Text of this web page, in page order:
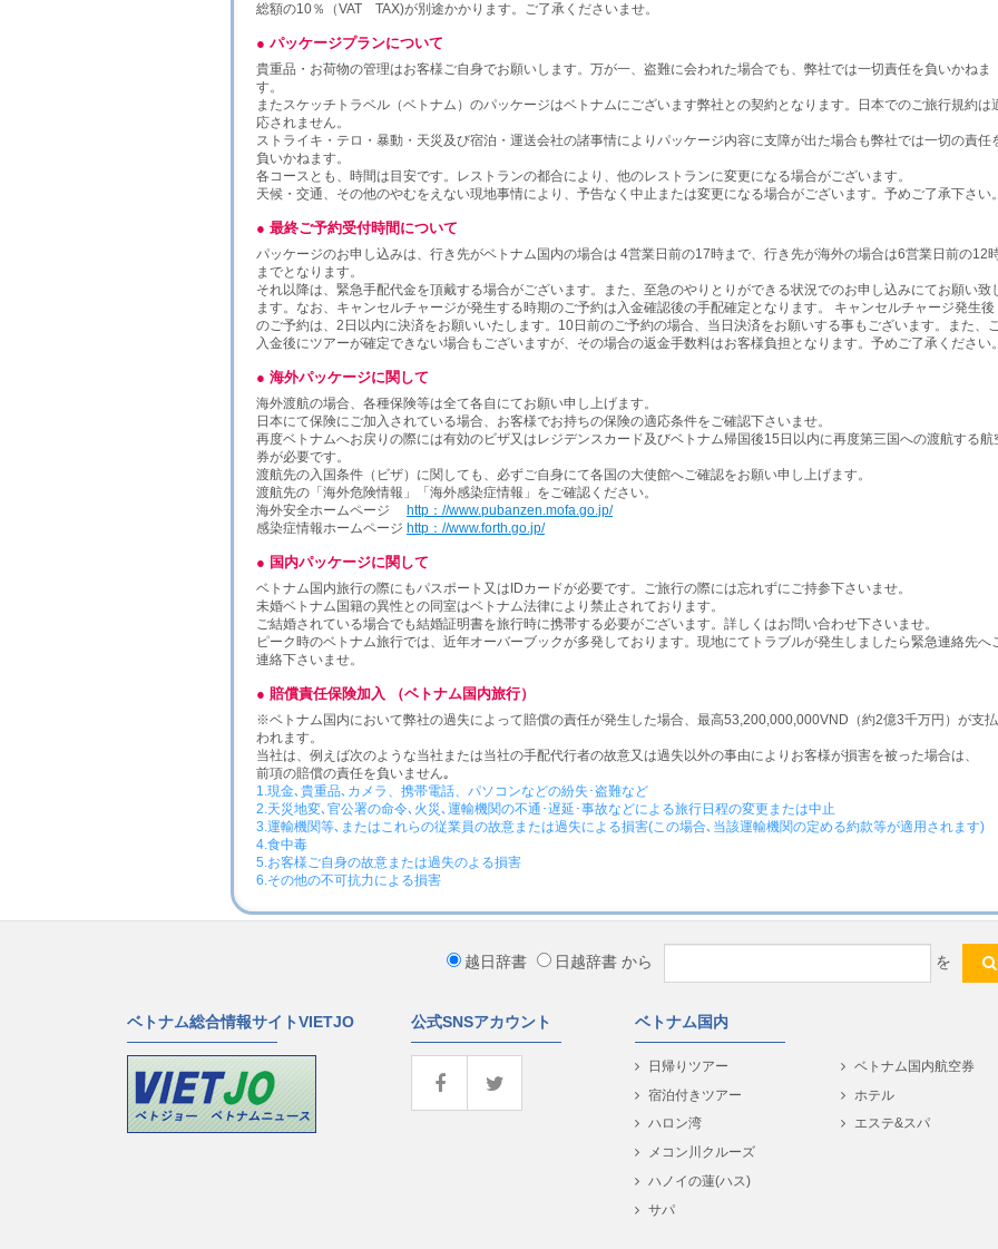
総額の10％（VAT TAX)が別途かかります。ご了承くださいませ。
● パッケージプランについて
貴重品・お荷物の管理はお客様ご自身でお願いします。万が一、盗難に会われた場合でも、弊社では一切責任を負いかねま
す。
またスケッチトラベル（ベトナム）のパッケージはベトナムにございます弊社との契約となります。日本でのご旅行規約は
応されません。
ストライキ・テロ・暴動・天災及び宿泊・運送会社の諸事情によりパッケージ内容に支障が出た場合も弊社では一切の責任
負いかねます。
各コースとも、時間は目安です。レストランの都合により、他のレストランに変更になる場合がございます。
天候・交通、その他のやむをえない現地事情により、予告なく中止または変更になる場合がございます。予めご了承下さい。
● 最終ご予約受付時間について
パッケージのお申し込みは、行き先がベトナム国内の場合は 4営業日前の17時まで、行き先が海外の場合は6営業日前の12
までとなります。
それ以降は、緊急手配代金を頂戴する場合がございます。また、至急のやりとりができる状況でのお申し込みにてお願い致
ます。なお、キャンセルチャージが発生する時期のご予約は入金確認後の手配確定となります。 キャンセルチャージ発生後
のご予約は、2日以内に決済をお願いいたします。10日前のご予約の場合、当日決済をお願いする事もございます。また、
入金後にツアーが確定できない場合もございますが、その場合の返金手数料はお客様負担となります。予めご了承ください。
● 海外パッケージに関して
海外渡航の場合、各種保険等は全て各自にてお願い申し上げます。
日本にて保険にご加入されている場合、お客様でお持ちの保険の適応条件をご確認下さいませ。
再度ベトナムへお戻りの際には有効のビザ又はレジデンスカード及びベトナム帰国後15日以内に再度第三国への渡航する航
券が必要です。
渡航先の入国条件（ビザ）に関しても、必ずご自身にて各国の大使館へご確認をお願い申し上げます。
渡航先の「海外危険情報」「海外感染症情報」をご確認ください。
海外安全ホームページ http：//www.pubanzen.mofa.go.jp/
感染症情報ホームページ http：//www.forth.go.jp/
● 国内パッケージに関して
ベトナム国内旅行の際にもパスポート又はIDカードが必要です。ご旅行の際には忘れずにご持参下さいませ。
未婚ベトナム国籍の異性との同室はベトナム法律により禁止されております。
ご結婚されている場合でも結婚証明書を旅行時に携帯する必要がございます。詳しくはお問い合わせ下さいませ。
ピーク時のベトナム旅行では、近年オーバーブックが多発しております。現地にてトラブルが発生しましたら緊急連絡先へ
連絡下さいませ。
● 賠償責任保険加入 （ベトナム国内旅行）
※ベトナム国内において弊社の過失によって賠償の責任が発生した場合、最高53,200,000,000VND（約2億3千万円）が支払
われます。
当社は、例えば次のような当社または当社の手配代行者の故意又は過失以外の事由によりお客様が損害を被った場合は、
前項の賠償の責任を負いません｡
1.現金､貴重品､カメラ、携帯電話、パソコンなどの紛失･盗難など
2.天災地変､官公署の命令､火災､運輸機関の不通･遅延･事故などによる旅行日程の変更または中止
3.運輸機関等､またはこれらの従業員の故意または過失による損害(この場合､当該運輸機関の定める約款等が適用されます)
4.食中毒
5.お客様ご自身の故意または過失のよる損害
6.その他の不可抗力による損害
越日辞書 日越辞書 から を
ベトナム総合情報サイトVIETJO 公式SNSアカウント ベトナム国内
日帰りツアー
宿泊付きツアー
ハロン湾
メコン川クルーズ
ハノイの蓮(ハス)
サパ
ベトナム国内航空券
ホテル
エステ&スパ